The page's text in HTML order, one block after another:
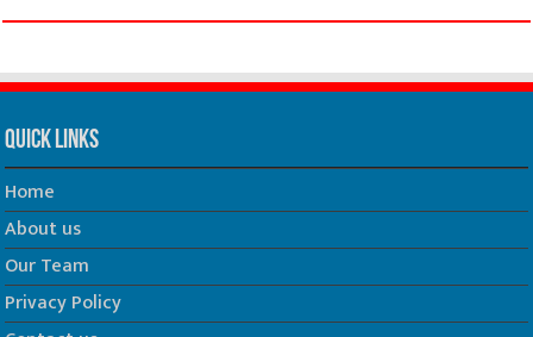
Quick Links
Home
About us
Our Team
Privacy Policy